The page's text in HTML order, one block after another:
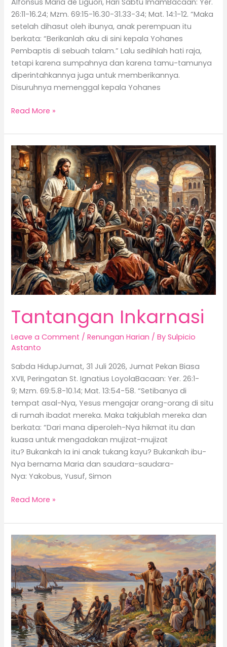
26:11-16.24; Mzm. 69:15-16.30-31.33-34; Mat. 14:1-12. “Maka
setelah dihasut oleh ibunya, anak perempuan itu
berkata: “Berikanlah aku di sini kepala Yohanes
Pembaptis di sebuah talam.” Lalu sedihlah hati raja,
tetapi karena sumpahnya dan karena tamu-tamunya
diperintahkannya juga untuk memberikannya.
Disuruhnya memenggal kepala Yohanes
Read More »
Tantangan Inkarnasi
Leave a Comment /Renungan Harian / BySulpicio
Astanto
Sabda HidupJumat, 31 Juli 2026, Jumat Pekan Biasa
XVII, Peringatan St. Ignatius LoyolaBacaan: Yer. 26:1-
9; Mzm. 69:5.8-10.14; Mat. 13:54-58. “Setibanya di
tempat asal-Nya, Yesus mengajar orang-orang di situ
di rumah ibadat mereka. Maka takjublah mereka dan
berkata: “Dari mana diperoleh-Nya hikmat itu dan
kuasa untuk mengadakan mujizat-mujizat
itu? Bukankah Ia ini anak tukang kayu? Bukankah ibu-
Nya bernama Maria dan saudara-saudara-
Nya: Yakobus, Yusuf, Simon
Tantangan
Inkarnasi
Read More »
Kerajaan
Allah
untuk
Semua